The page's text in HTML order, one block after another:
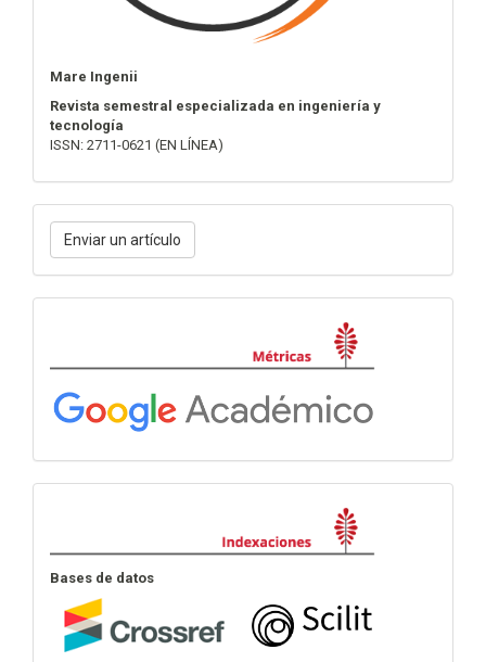
Mare Ingenii
Revista semestral especializada en ingeniería y
tecnología
ISSN: 2711-0621 (EN LÍNEA)
Enviar
un
artículo
Enviar un artículo
Bases de datos